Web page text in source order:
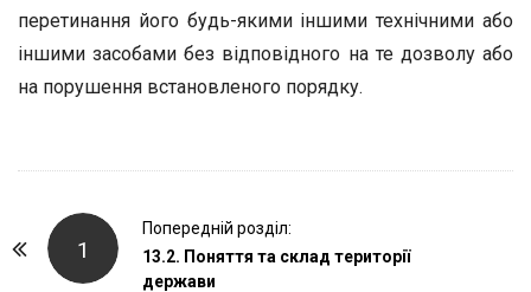
перетинання його будь-якими іншими технічними або
іншими засобами без відповідного на те дозволу або
на порушення встановленого порядку.
1
Попередній розділ:
13.2. Поняття та склад території
держави